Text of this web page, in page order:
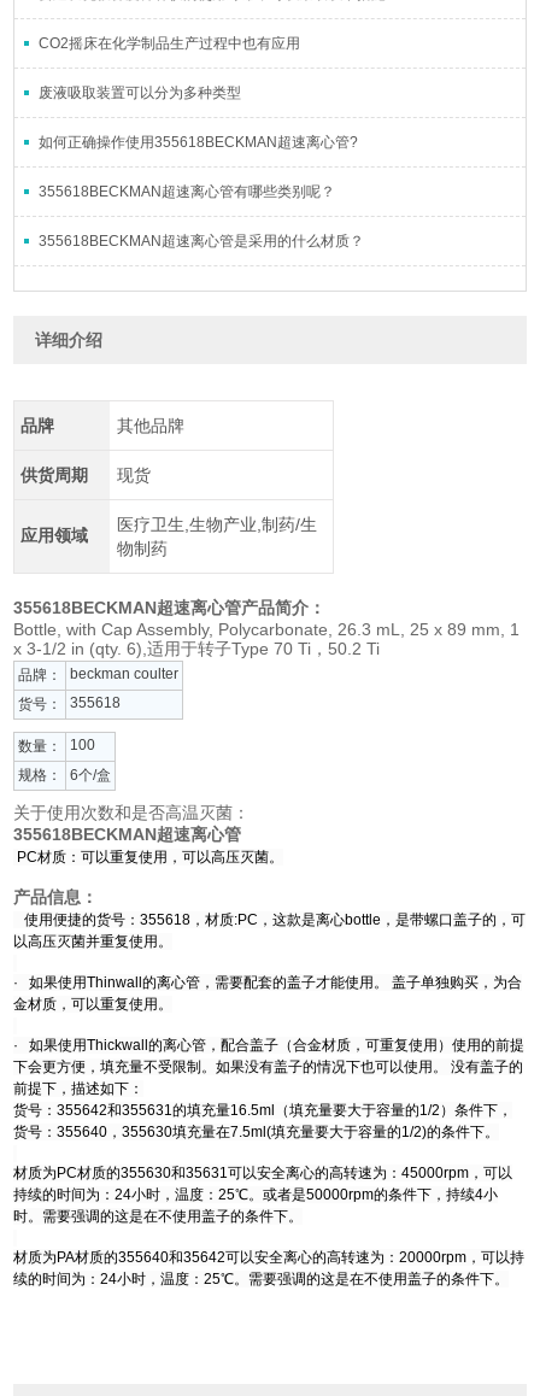
CO2摇床在化学制品生产过程中也有应用
废液吸取装置可以分为多种类型
如何正确操作使用355618BECKMAN超速离心管?
355618BECKMAN超速离心管有哪些类别呢？
355618BECKMAN超速离心管是采用的什么材质？
详细介绍
品牌 其他品牌
供货周期 现货
应用领域
医疗卫生,生物产业,制药/生
物制药
355618BECKMAN超速离心管产品简介：
Bottle, with Cap Assembly, Polycarbonate, 26.3 mL, 25 x 89 mm, 1
x 3-1/2 in (qty. 6),适用于转子Type 70 Ti，50.2 Ti
品牌：
beckman coulter
货号：
355618
数量：
100
规格：
6个/盒
关于使用次数和是否高温灭菌：
355618BECKMAN超速离心管
PC材质：可以重复使用，可以高压灭菌。
产品信息：
使用便捷的货号：355618，材质:PC，这款是离心bottle，是带螺口盖子的，可
以高压灭菌并重复使用。
· 如果使用Thinwall的离心管，需要配套的盖子才能使用。 盖子单独购买，为合
金材质，可以重复使用。
· 如果使用Thickwall的离心管，配合盖子（合金材质，可重复使用）使用的前提
下会更方便，填充量不受限制。如果没有盖子的情况下也可以使用。 没有盖子的
前提下，描述如下：
货号：355642和355631的填充量16.5ml（填充量要大于容量的1/2）条件下，
货号：355640，355630填充量在7.5ml(填充量要大于容量的1/2)的条件下。
材质为PC材质的355630和35631可以安全离心的高转速为：45000rpm，可以
持续的时间为：24小时，温度：25℃。或者是50000rpm的条件下，持续4小
时。需要强调的这是在不使用盖子的条件下。
材质为PA材质的355640和35642可以安全离心的高转速为：20000rpm，可以持
续的时间为：24小时，温度：25℃。需要强调的这是在不使用盖子的条件下。